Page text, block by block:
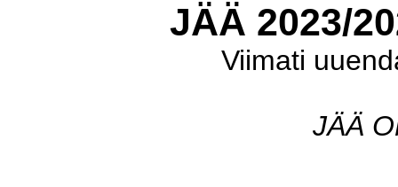
JÄÄ 2023/
Viimati
JÄÄ